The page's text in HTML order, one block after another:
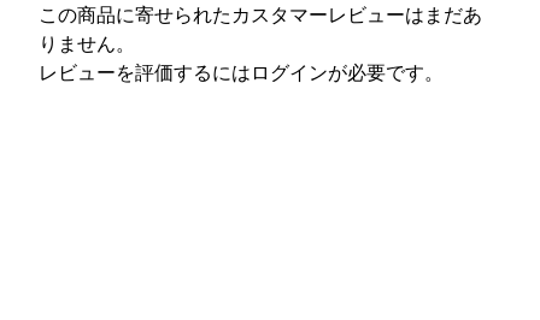
この商品に寄せられたカスタマーレビューはまだあ
りません。
レビューを評価するには ログインが必要です。